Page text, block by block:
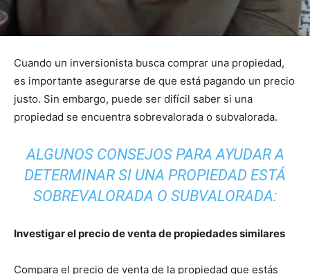
Cuando un inversionista busca comprar una propiedad,
es importante asegurarse de que está pagando un precio
justo. Sin embargo, puede ser difícil saber si una
propiedad se encuentra sobrevalorada o subvalorada.
ALGUNOS CONSEJOS PARA AYUDAR A
DETERMINAR SI UNA PROPIEDAD ESTÁ
SOBREVALORADA O SUBVALORADA:
Investigar el precio de venta de propiedades similares
Compara el precio de venta de la propiedad que estás